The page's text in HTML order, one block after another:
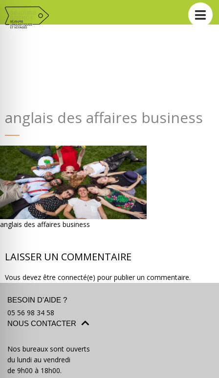
anglais des affaires business
anglais des affaires business
LAISSER UN COMMENTAIRE
Vous devez être connecté(e) pour publier un commentaire.
BESOIN D'AIDE ?
05 56 98 34 58
NOUS CONTACTER
Nos bureaux sont ouverts
du lundi au vendredi
de 9h00 à 18h00.
partir ? Devis & contact